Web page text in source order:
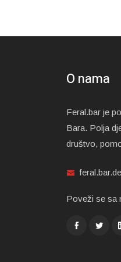
O nama
Feral.bar je
Bara. Polja
društvo,
Poveži se sa